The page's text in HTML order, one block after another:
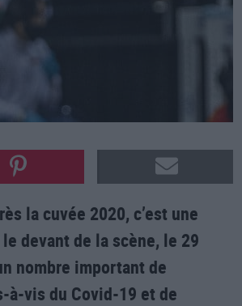
la cuvée 2020, c’est une
devant de la scène, le 29
nombre important de
à-vis du Covid-19 et de